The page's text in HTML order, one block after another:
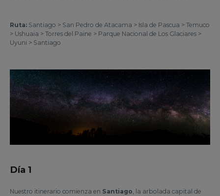
Ruta: Santiago > San Pedro de Atacama > Isla de Pascua > Temuco
> Ushuaia > Torres del Paine > Parque Nacional de Los Glaciares >
Uyuni > Santiago
Día 1
Nuestro itinerario comienza en Santiago, la arbolada capital de